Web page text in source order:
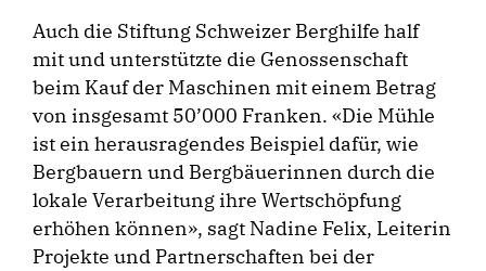
Auch die Stiftung Schweizer Berghilfe half
mit und unterstützte die Genossenschaft
beim Kauf der Maschinen mit einem Betrag
von insgesamt 50’000 Franken. «Die Mühle
ist ein herausragendes Beispiel dafür, wie
Bergbauern und Bergbäuerinnen durch die
lokale Verarbeitung ihre Wertschöpfung
erhöhen können», sagt Nadine Felix, Leiterin
Projekte und Partnerschaften bei der